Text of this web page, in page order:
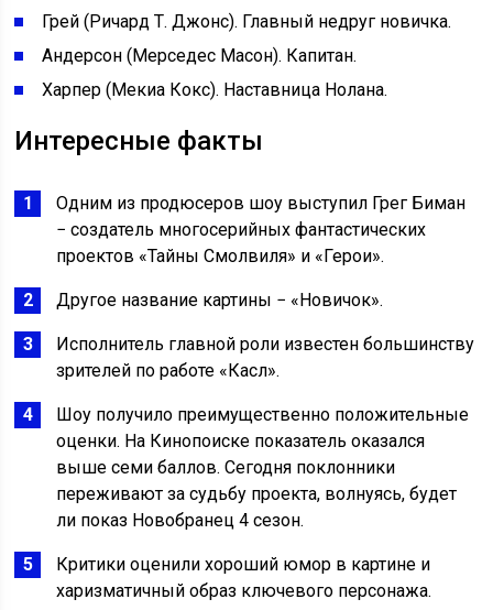
Грей (Ричард Т. Джонс). Главный недруг новичка.
Андерсон (Мерседес Масон). Капитан.
Харпер (Мекиа Кокс). Наставница Нолана.
Интересные факты
Одним из продюсеров шоу выступил Грег Биман
− создатель многосерийных фантастических
проектов «Тайны Смолвиля» и «Герои».
Другое название картины − «Новичок».
Исполнитель главной роли известен большинству
зрителей по работе «Касл».
Шоу получило преимущественно положительные
оценки. На Кинопоиске показатель оказался
выше семи баллов. Сегодня поклонники
переживают за судьбу проекта, волнуясь, будет
ли показ Новобранец 4 сезон.
Критики оценили хороший юмор в картине и
харизматичный образ ключевого персонажа.